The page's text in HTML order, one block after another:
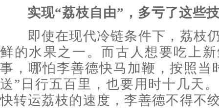
实现“荔枝自由”，多亏了这些
即使在现代冷链条件下，荔枝
鲜的水果之一。而古人想要吃上
事，哪怕李善德快马加鞭，按照当
送”日行五百里，也要用时十几天
快转运荔枝的速度，李善德不得不